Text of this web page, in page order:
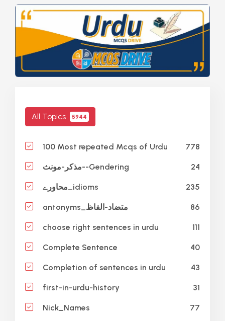
All Topics 5944
100 Most repeated Mcqs of Urdu 778
مذکر-مونث--Gendering 24
محاورے_idioms 235
antonyms_متضاد-الفاظ 86
choose right sentences in urdu 111
Complete Sentence 40
Completion of sentences in urdu 43
first-in-urdu-history 31
Nick_Names 77